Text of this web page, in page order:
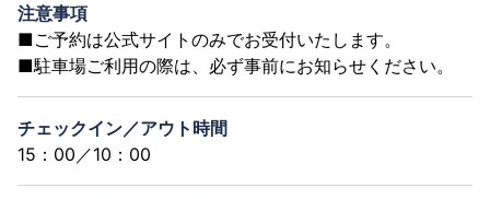
注意事項
■ご予約は公式サイトのみでお受付いたします。
■駐車場ご利用の際は、必ず事前にお知らせください。
チェックイン／アウト時間
15：00／10：00